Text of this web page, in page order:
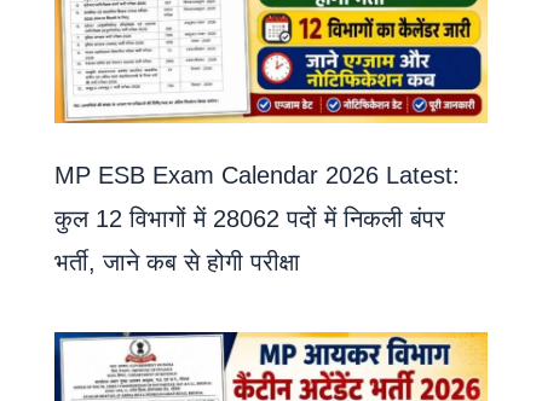
MP ESB Exam Calendar 2026 Latest:
कुल 12 विभागों में 28062 पदों में निकली बंपर
भर्ती, जाने कब से होगी परीक्षा